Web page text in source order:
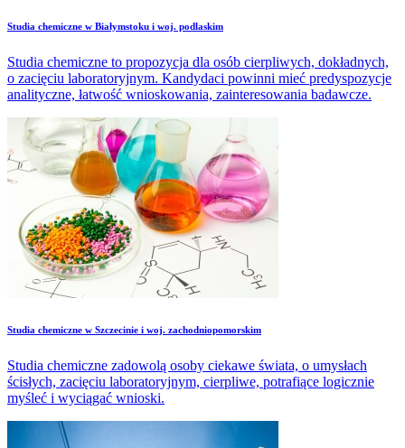
Studia chemiczne w Białymstoku i woj. podlaskim
Studia chemiczne to propozycja dla osób cierpliwych, dokładnych,
o zacięciu laboratoryjnym. Kandydaci powinni mieć predyspozycje
analityczne, łatwość wnioskowania, zainteresowania badawcze.
Studia chemiczne w Szczecinie i woj. zachodniopomorskim
Studia chemiczne zadowolą osoby ciekawe świata, o umysłach
ścisłych, zacięciu laboratoryjnym, cierpliwe, potrafiące logicznie
myśleć i wyciągać wnioski.